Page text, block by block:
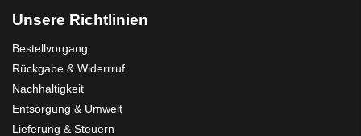
Unsere Richtlinien
Bestellvorgang
Rückgabe & Widerrruf
Nachhaltigkeit
Entsorgung & Umwelt
Lieferung & Steuern